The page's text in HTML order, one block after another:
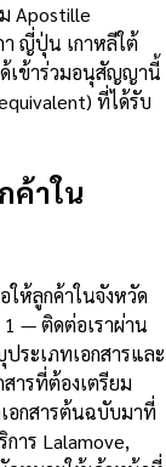
Apostille
า ญี่ปุ่น เกาหลีใต้
เข้าร่วมอนุสัญญานี้
ที่ได้รับ
ค้าใน
ห้ลูกค้าในจังหวัด
— ติดต่อเราผ่าน
ระเภทเอกสารและ
ารที่ต้องเตรียม
อกสารต้นฉบับมาที่
การ Lalamove,